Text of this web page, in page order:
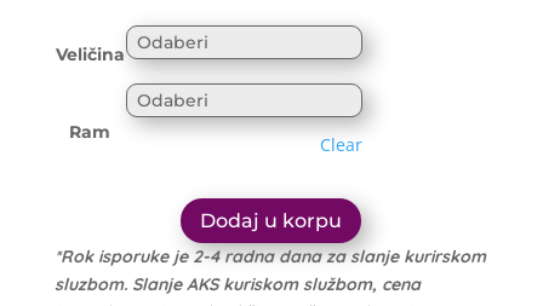
through
10.999 рсд
1.614 рсд
through
10.449 рсд
Veličina
Ram
Clear
Dodaj u korpu
*Rok isporuke je 2-4 radna dana za slanje kurirskom
sluzbom. Slanje AKS kuriskom službom, cena